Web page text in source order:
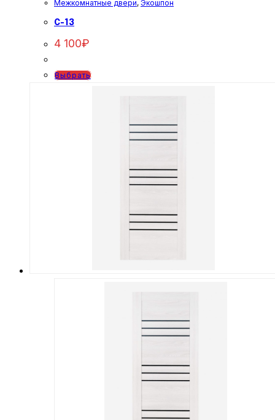
Опции
Межкомнатные двери, Экошпон
C-13
4 100₽
ВыбратьЭтот
вариаций.
странице